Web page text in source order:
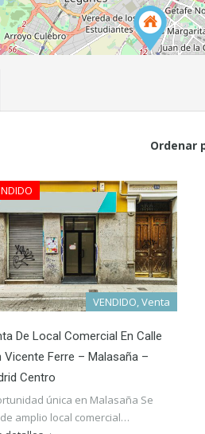
Ordenar
VENDIDO, Venta
De Local Comercial En Calle
Vicente Ferre – Malasaña –
Centro
única en Malasaña Se
amplio local comercial…